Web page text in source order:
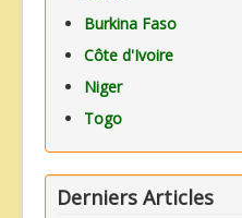
Burkina Faso
Côte d'Ivoire
Niger
Togo
Derniers Articles